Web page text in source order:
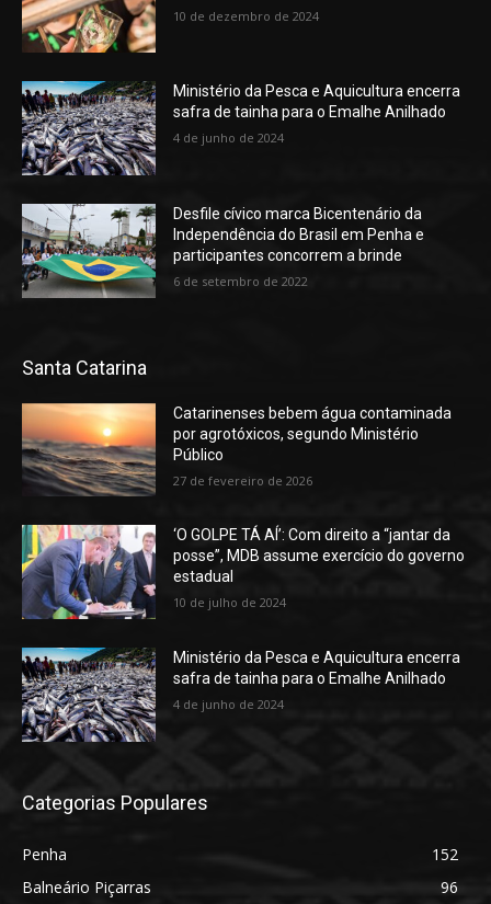
10 de dezembro de 2024
Ministério da Pesca e Aquicultura encerra
safra de tainha para o Emalhe Anilhado
4 de junho de 2024
Desfile cívico marca Bicentenário da
Independência do Brasil em Penha e
participantes concorrem a brinde
6 de setembro de 2022
Santa Catarina
Catarinenses bebem água contaminada
por agrotóxicos, segundo Ministério
Público
27 de fevereiro de 2026
‘O GOLPE TÁ AÍ’: Com direito a “jantar da
posse”, MDB assume exercício do governo
estadual
10 de julho de 2024
Ministério da Pesca e Aquicultura encerra
safra de tainha para o Emalhe Anilhado
4 de junho de 2024
Categorias Populares
Penha
152
Balneário Piçarras
96